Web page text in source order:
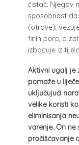
čistač. Njegov
sposobnost
(otrove),
finih pora, a
izbacuje iz
Aktivni ugalj je
pomaže u
uključujući
velike koristi
eliminisanja
varenje. On ne
pročišćavanje